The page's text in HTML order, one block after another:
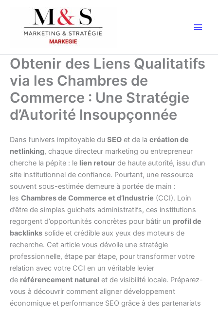
contenu
Obtenir des Liens Qualitatifs
via les Chambres de
Commerce : Une Stratégie
d’Autorité Insoupçonnée
Dans l’univers impitoyable du SEO et de la création de
netlinking, chaque directeur marketing ou entrepreneur
cherche la pépite : le lien retour de haute autorité, issu d’un
site institutionnel de confiance. Pourtant, une ressource
souvent sous-estimée demeure à portée de main :
les Chambres de Commerce et d’Industrie (CCI). Loin
d’être de simples guichets administratifs, ces institutions
regorgent d’opportunités concrètes pour bâtir un profil de
backlinks solide et crédible aux yeux des moteurs de
recherche. Cet article vous dévoile une stratégie
professionnelle, étape par étape, pour transformer votre
relation avec votre CCI en un véritable levier
de référencement naturel et de visibilité locale. Préparez-
vous à découvrir comment aligner développement
économique et performance SEO grâce à des partenariats